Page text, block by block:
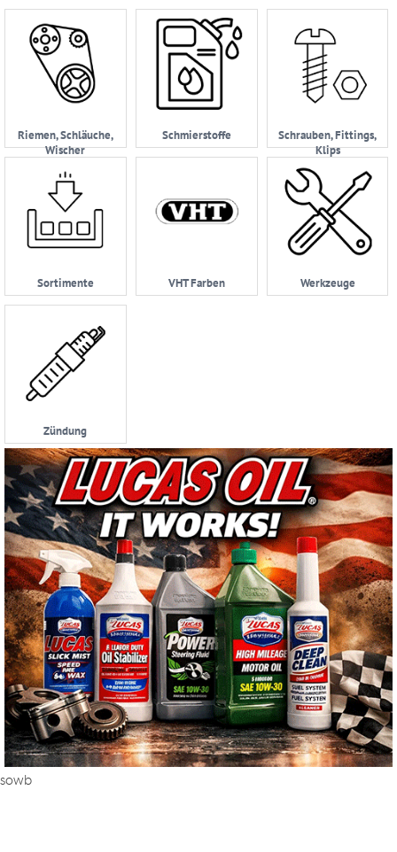
Riemen, Schläuche,
Wischer
Schmierstoffe
Schrauben, Fittings,
Klips
Sortimente VHT Farben Werkzeuge
Zündung
sowb